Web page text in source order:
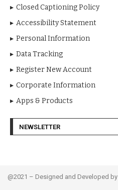
Closed Captioning Policy
Accessibility Statement
Personal Information
Data Tracking
Register New Account
Corporate Information
Apps & Products
NEWSLETTER
@2021 – Designed and Developed by